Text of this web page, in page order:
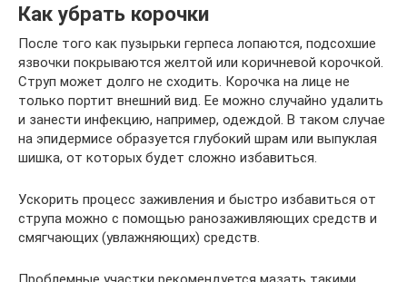
Как убрать корочки
После того как пузырьки герпеса лопаются, подсохшие
язвочки покрываются желтой или коричневой корочкой.
Струп может долго не сходить. Корочка на лице не
только портит внешний вид. Ее можно случайно удалить
и занести инфекцию, например, одеждой. В таком случае
на эпидермисе образуется глубокий шрам или выпуклая
шишка, от которых будет сложно избавиться.
Ускорить процесс заживления и быстро избавиться от
струпа можно с помощью ранозаживляющих средств и
смягчающих (увлажняющих) средств.